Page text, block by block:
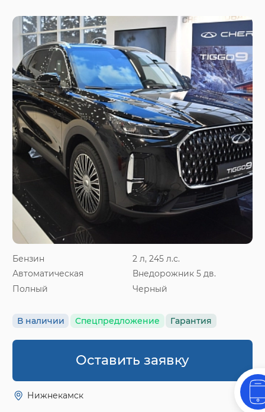
Бензин
2 л, 245 л.с.
Автоматическая
Внедорожник 5 дв.
Полный
Черный
В наличии Спецпредложение Гарантия
Оставить заявку
Нижнекамск